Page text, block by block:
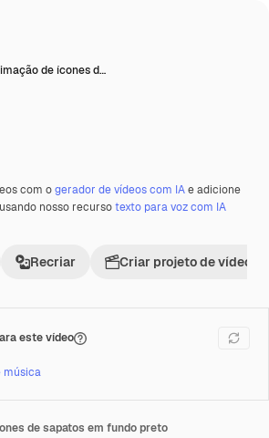
de ícones d…
IA com ogerador de vídeos com IAe adicione
nosso recursotexto para voz com IA
Recriar Criar projeto de vídeo
este vídeo
música
de sapatos em fundo preto